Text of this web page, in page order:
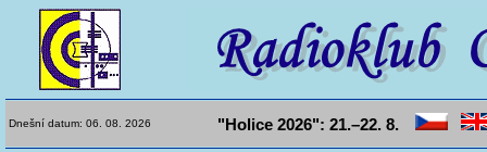
Dnešní datum: 06. 08. 2026 "Holice 2026": 21.–22. 8.